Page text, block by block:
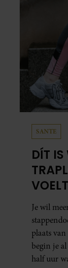
SANTE
DÍT
NIET
Je wil
plaats
begin je
half uur